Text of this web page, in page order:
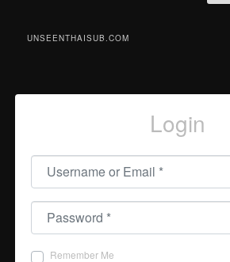
UNSEENTHAISUB.COM
Login
Username or Email
Password
Remember Me